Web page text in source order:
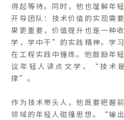
得起等待。同时，他也理解年
开导团队：技术价值的实现需
果更重要，价值提升也是一种
学，学中干”的实践精神。学
在工程实践中锤炼。他鼓励年
议年轻人读点文学，“技术
撑”。
作为技术带头人，他既要把握
领域的年轻人碰撞思想。“输